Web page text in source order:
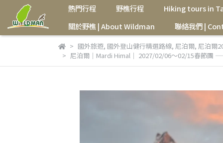
熱門行程 野樵行程
Hiking tours in
關於野樵 | About Wildman
聯絡我們 |
國外旅遊, 國外登山健行精選路線, 尼泊爾, 尼泊爾
尼泊爾｜Mardi Himal｜ 2027/02/06～02/15春節團